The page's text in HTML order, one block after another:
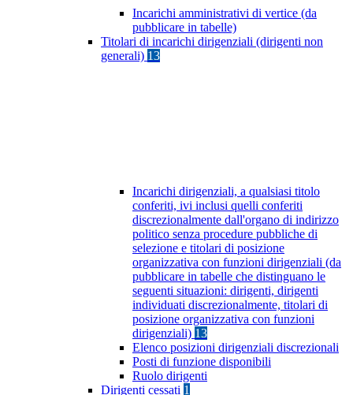
Incarichi amministrativi di vertice (da
pubblicare in tabelle)
Titolari di incarichi dirigenziali (dirigenti non
generali) 13
Incarichi dirigenziali, a qualsiasi titolo
conferiti, ivi inclusi quelli conferiti
discrezionalmente dall'organo di indirizzo
politico senza procedure pubbliche di
selezione e titolari di posizione
organizzativa con funzioni dirigenziali (da
pubblicare in tabelle che distinguano le
seguenti situazioni: dirigenti, dirigenti
individuati discrezionalmente, titolari di
posizione organizzativa con funzioni
dirigenziali) 13
Elenco posizioni dirigenziali discrezionali
Posti di funzione disponibili
Ruolo dirigenti
Dirigenti cessati 1